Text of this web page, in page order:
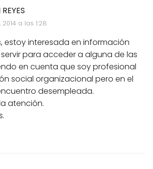
a las 1:28
estoy interesada en información
para acceder a alguna de las
en cuenta que soy profesional
social organizacional pero en el
desempleada.
atención.